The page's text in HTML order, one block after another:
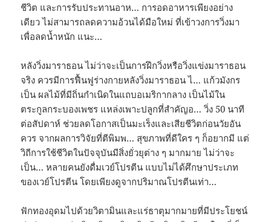
ชีวิต และการรับประทานอาห… การอดอาหารเพียงอย่าง
เดียว ไม่สามารถลดความอ้วนได้มือใหม่ ที่เข้าวงการวิ่งมา
เพื่อลดน้ำหนัก แนะ…
หลังวิ่งมาราธอน ไม่ว่าจะเป็นการฝึกวิ่งหรือวิ่งแข่งมาราธอน
จริง ควรมีการฟื้นฟูร่างกายหลังวิ่งมาราธอน ไ… แก้วมังกร
เป็น ผลไม้ที่มีถิ่นกำเนิดในแถบอเมริกากลาง เป็นไม้ใน
ตระกูลกระบองเพชร แหล่งเพาะปลูกที่สำคัญอ… วิ่ง 50 นาที
ต่อสัปดาห์ ช่วยลดโอกาสเป็นมะเร็งและเสียชีวิตก่อนวัยอัน
ควร จากผลการวิจัยที่ตีพิมพ… สุขภาพที่ดีใคร ๆ ก็อยากมี แต่
วิถีการใช้ชีวิตในปัจจุบันมีสิ่งยั่วยุต่าง ๆ มากมาย ไม่ว่าจะ
เป็น… หลายคนยังดื่มเวย์โปรตีน แบบไม่ได้ศึกษาประเภท
ของเวย์โปรตีน โดยเพียงดูจากปริมาณโปรตีนเท่า…
ฟักทองอุดมไปด้วยวิตามินและแร่ธาตุมากมายที่มีประโยชน์